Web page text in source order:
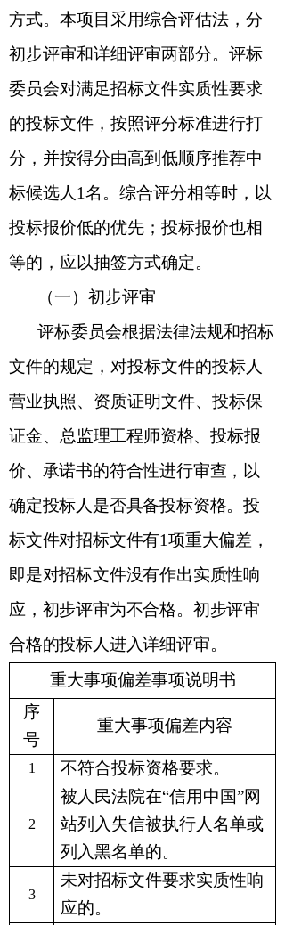
方式。本项目采用综合评估法，分
初步评审和详细评审两部分。评标
委员会对满足招标文件实质性要求
的投标文件，按照评分标准进行打
分，并按得分由高到低顺序推荐中
标候选人 1名。综合评分相等时，以
投标报价低的优先；投标报价也相
等的，应以抽签方式确定。
（一）初步评审
评标委员会根据法律法规和招标
文件的规定，对投标文件的投标人
营业执照、资质证明文件、投标保
证金、 总监理工程师资格、投标报
价、承诺书的符合性进行审查，以
确定投标人是否具备投标资格。投
标文件对招标文件有1项重大偏差，
即是对招标文件没有作出实质性响
应，初步评审为不合格。初步评审
合格的投标人进入详细评审。
重大事项偏差事项说明书
序
号
重大事项偏差内容
1 不符合投标资格要求。
2
被人民法院在“信用中国”网
站列入失信被执行人名单或
列入黑名单的。
3
未对招标文件要求实质性响
应的。